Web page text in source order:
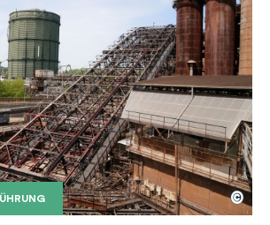
der Völklinger Hütte mit
Völklinger Hütte | Karl
©